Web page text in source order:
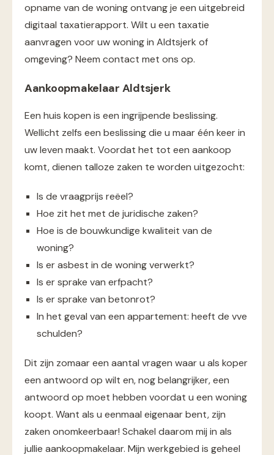
opname van de woning ontvang je een uitgebreid
digitaal taxatierapport. Wilt u een taxatie
aanvragen voor uw woning in Aldtsjerk of
omgeving? Neem contact met ons op.
Aankoopmakelaar Aldtsjerk
Een huis kopen is een ingrijpende beslissing.
Wellicht zelfs een beslissing die u maar één keer in
uw leven maakt. Voordat het tot een aankoop
komt, dienen talloze zaken te worden uitgezocht:
Is de vraagprijs reëel?
Hoe zit het met de juridische zaken?
Hoe is de bouwkundige kwaliteit van de
woning?
Is er asbest in de woning verwerkt?
Is er sprake van erfpacht?
Is er sprake van betonrot?
In het geval van een appartement: heeft de vve
schulden?
Dit zijn zomaar een aantal vragen waar u als koper
een antwoord op wilt en, nog belangrijker, een
antwoord op moet hebben voordat u een woning
koopt. Want als u eenmaal eigenaar bent, zijn
zaken onomkeerbaar! Schakel daarom mij in als
jullie aankoopmakelaar. Mijn werkgebied is geheel